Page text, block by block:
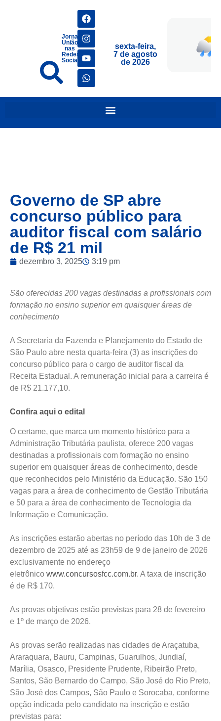
Jornais
União
nas
Redes
Sociais
sexta-feira,
7 de agosto
de 2026
Governo de SP abre
concurso público para
auditor fiscal com salário
de R$ 21 mil
dezembro 3, 2025 3:19 pm
São oferecidas 200 vagas destinadas a profissionais com
formação no ensino superior em quaisquer áreas de
conhecimento
A Secretaria da Fazenda e Planejamento do Estado de
São Paulo abre nesta quarta-feira (3) as inscrições do
concurso público para o cargo de auditor fiscal da
Receita Estadual. A remuneração inicial para a carreira é
de R$ 21.177,10.
Confira aqui o edital
O certame, que marca um momento histórico para a
Administração Tributária paulista, oferece 200 vagas
destinadas a profissionais com formação no ensino
superior em quaisquer áreas de conhecimento, desde
que reconhecidos pelo Ministério da Educação. São 150
vagas para a área de conhecimento de Gestão Tributária
e 50 para a área de conhecimento de Tecnologia da
Informação e Comunicação.
As inscrições estarão abertas no período das 10h de 3 de
dezembro de 2025 até as 23h59 de 9 de janeiro de 2026
exclusivamente no endereço
eletrônico www.concursosfcc.com.br. A taxa de inscrição
é de R$ 170.
As provas objetivas estão previstas para 28 de fevereiro
e 1º de março de 2026.​
As provas serão realizadas nas cidades de Araçatuba,
Araraquara, Bauru, Campinas, Guarulhos, Jundiaí,
Marília, Osasco, Presidente Prudente, Ribeirão Preto,
Santos, São Bernardo do Campo, São José do Rio Preto,
São José dos Campos, São Paulo e Sorocaba, conforme
opção indicada pelo candidato na inscrição e estão
previstas para: